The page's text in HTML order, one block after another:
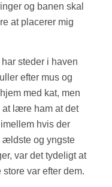
og banen skal
at placerer mig
steder i haven
efter mus og
med kat, men
lære ham at det
hvis der
ældste og yngste
var det tydeligt at
var efter dem.